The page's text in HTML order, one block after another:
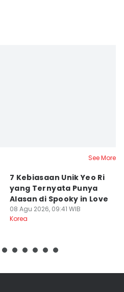
See More
7 Kebiasaan Unik Yeo Ri
yang Ternyata Punya
Alasan di Spooky in Love
08 Agu 2026, 09:41 WIB
Korea